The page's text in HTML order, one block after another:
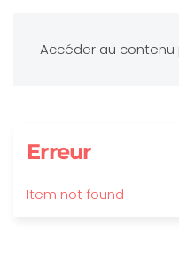
Accéder au contenu
Erreur
Item not found